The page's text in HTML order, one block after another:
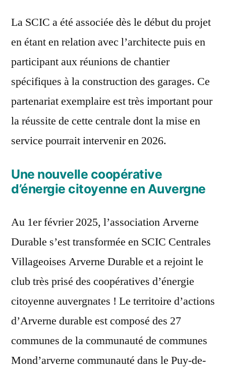
La SCIC a été associée dès le début du projet
en étant en relation avec l’architecte puis en
participant aux réunions de chantier
spécifiques à la construction des garages. Ce
partenariat exemplaire est très important pour
la réussite de cette centrale dont la mise en
service pourrait intervenir en 2026.
Une nouvelle coopérative
d’énergie citoyenne en Auvergne
Au 1er février 2025, l’association Arverne
Durable s’est transformée en SCIC Centrales
Villageoises Arverne Durable et a rejoint le
club très prisé des coopératives d’énergie
citoyenne auvergnates ! Le territoire d’actions
d’Arverne durable est composé des 27
communes de la communauté de communes
Mond’arverne communauté dans le Puy-de-